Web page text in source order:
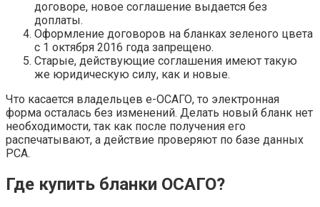
договоре, новое соглашение выдается без
доплаты.
Оформление договоров на бланках зеленого цвета
с 1 октября 2016 года запрещено.
Старые, действующие соглашения имеют такую
же юридическую силу, как и новые.
Что касается владельцев е-ОСАГО, то электронная
форма осталась без изменений. Делать новый бланк нет
необходимости, так как после получения его
распечатывают, а действие проверяют по базе данных
РСА.
Где купить бланки ОСАГО?